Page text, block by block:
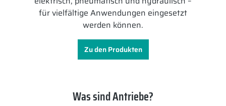
für vielfältige Anwendungen eingesetzt
werden können.
Zu den Produkten
Was sind Antriebe?